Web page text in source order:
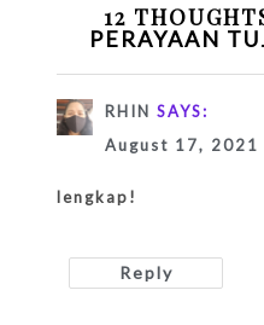
12
PERAYAAN
RHIN SAYS:
August 17, 2021
lengkap!
Reply